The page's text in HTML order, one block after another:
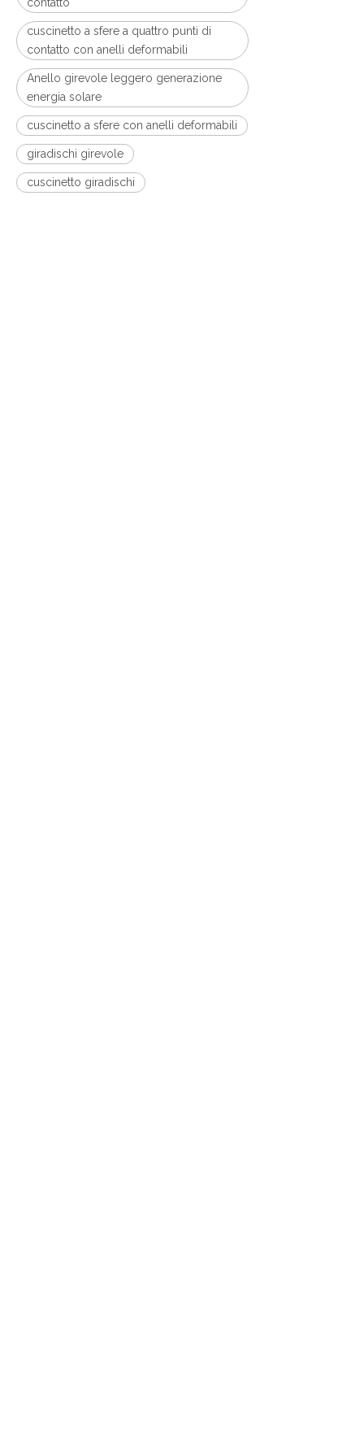
cuscinetto a sfere a quattro punti di
contatto con anelli deformabili
Anello girevole leggero generazione
energia solare
cuscinetto a sfere con anelli deformabili
giradischi girevole
cuscinetto giradischi